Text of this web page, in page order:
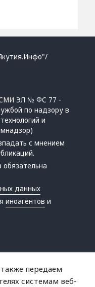
СМИ ЭЛ № ФС 77 -
по надзору в
и
с мнением
обязательна
данных
иноагентов и
передаем
системам веб-